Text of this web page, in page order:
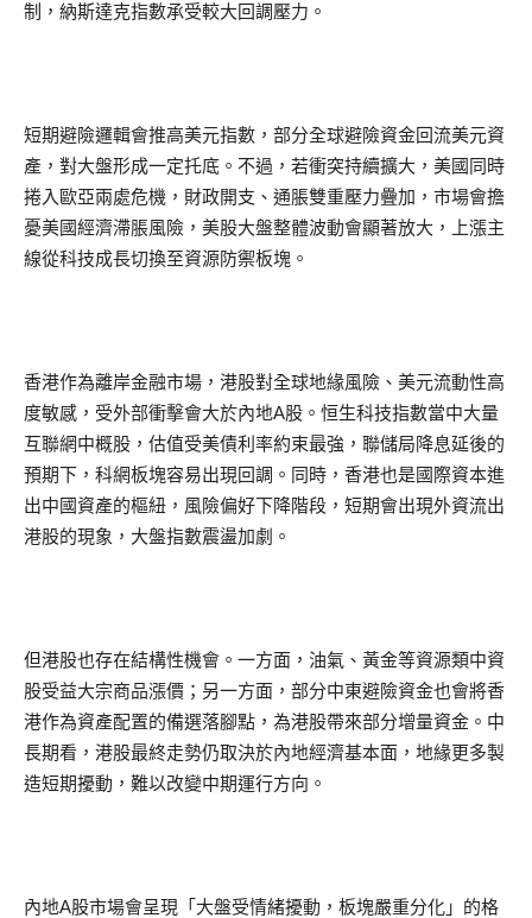
制，納斯達克指數承受較大回調壓力。
短期避險邏輯會推高美元指數，部分全球避險資金回流美元資
產，對大盤形成一定托底。不過，若衝突持續擴大，美國同時
捲入歐亞兩處危機，財政開支、通脹雙重壓力疊加，市場會擔
憂美國經濟滯脹風險，美股大盤整體波動會顯著放大，上漲主
線從科技成長切換至資源防禦板塊。
香港作為離岸金融市場，港股對全球地緣風險、美元流動性高
度敏感，受外部衝擊會大於內地A股。恒生科技指數當中大量
互聯網中概股，估值受美債利率約束最強，聯儲局降息延後的
預期下，科網板塊容易出現回調。同時，香港也是國際資本進
出中國資產的樞紐，風險偏好下降階段，短期會出現外資流出
港股的現象，大盤指數震盪加劇。
但港股也存在結構性機會。一方面，油氣、黃金等資源類中資
股受益大宗商品漲價；另一方面，部分中東避險資金也會將香
港作為資產配置的備選落腳點，為港股帶來部分增量資金。中
長期看，港股最終走勢仍取決於內地經濟基本面，地緣更多製
造短期擾動，難以改變中期運行方向。
內地A股市場會呈現「大盤受情緒擾動，板塊嚴重分化」的格